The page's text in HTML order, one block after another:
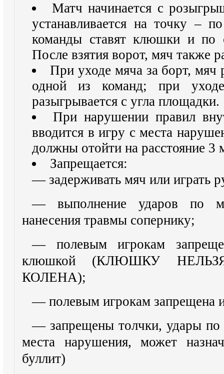
Матч начинается с
устанавливается на точку –
команды ставят клюшки и по
После взятия ворот, мяч также
При уходе мяча за борт, мяч
одной из команд; при
разыгрывается с угла площадки.
При нарушении правил
вводится в игру с места
должны отойти на расстояние 3
Запрещается:
— задерживать мяч или играть
— выполнение ударов по
нанесения травмы сопернику;
— полевым игрокам
клюшкой (КЛЮШКУ
КОЛЕНА);
— полевым игрокам запрещена
— запрещены толчки, удары
места нарушения, может
буллит)